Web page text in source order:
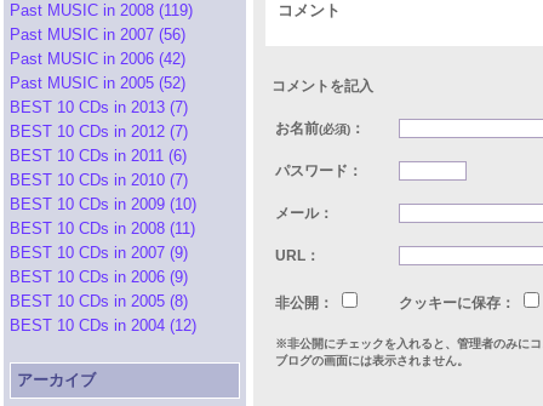
Past MUSIC in 2008 (119)
Past MUSIC in 2007 (56)
Past MUSIC in 2006 (42)
Past MUSIC in 2005 (52)
BEST 10 CDs in 2013 (7)
BEST 10 CDs in 2012 (7)
BEST 10 CDs in 2011 (6)
BEST 10 CDs in 2010 (7)
BEST 10 CDs in 2009 (10)
BEST 10 CDs in 2008 (11)
BEST 10 CDs in 2007 (9)
BEST 10 CDs in 2006 (9)
BEST 10 CDs in 2005 (8)
BEST 10 CDs in 2004 (12)
アーカイブ
コメント
コメントを記入
お名前(必須) ：
パスワード：
メール：
URL：
非公開： クッキーに保存：
※非公開にチェックを入れると、管理者のみに
ブログの画面には表示されません。